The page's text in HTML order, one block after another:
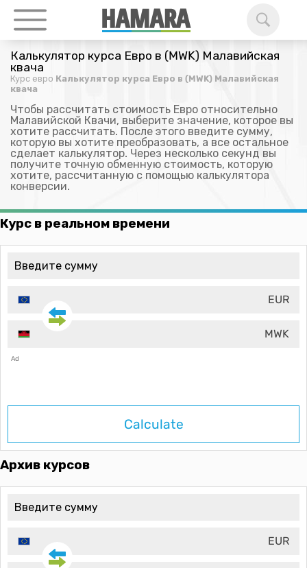
Калькулятор курса Евро в (MWK) Малавийская
квача
Курс евро Калькулятор курса Евро в (MWK) Малавийская
квача
Чтобы рассчитать стоимость Евро относительно
Малавийской Квачи, выберите значение, которое вы
хотите рассчитать. После этого введите сумму,
которую вы хотите преобразовать, а все остальное
сделает калькулятор. Через несколько секунд вы
получите точную обменную стоимость, которую
хотите, рассчитанную с помощью калькулятора
конверсии.
Курс в реальном времени
EUR
MWK
Ad
Calculate
Архив курсов
EUR